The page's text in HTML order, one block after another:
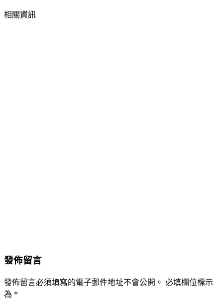
相關資訊
發佈留言
發佈留言必須填寫的電子郵件地址不會公開。 必填欄位標示
為 *